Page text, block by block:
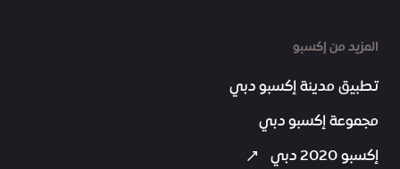
المزيد من إكسبو
تطبيق مدينة إكسبو دبي
مجموعة إكسبو دبي
إكسبو 2020 دبي